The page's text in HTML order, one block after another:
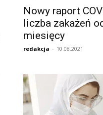
Nowy raport
liczba zakażeń
miesięcy
redakcja - 10.08.2021